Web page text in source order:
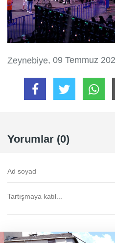
Zeynebiye, 09 Temmuz
Yorumlar (0)